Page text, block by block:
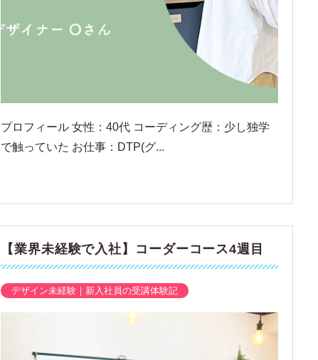
プロフィール 女性：40代 コーディング歴：少し独学
で触っていた お仕事：DTP(グ...
【業界未経験で入社】コーダーコース4週目
デザイン未経験｜新入社員の受講体験記